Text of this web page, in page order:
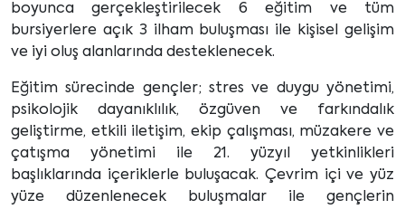
boyunca gerçekleştirilecek 6 eğitim ve tüm
bursiyerlere açık 3 ilham buluşması ile kişisel gelişim
ve iyi oluş alanlarında desteklenecek.
Eğitim sürecinde gençler; stres ve duygu yönetimi,
psikolojik dayanıklılık, özgüven ve farkındalık
geliştirme, etkili iletişim, ekip çalışması, müzakere ve
çatışma yönetimi ile 21. yüzyıl yetkinlikleri
başlıklarında içeriklerle buluşacak. Çevrim içi ve yüz
yüze düzenlenecek buluşmalar ile gençlerin